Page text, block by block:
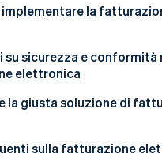
implementare la
tecnica
su sicurezza e conformità
elettronica
consigliate
la giusta soluzione di
sulla fatturazione